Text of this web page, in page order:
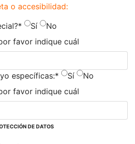
o accesibilidad:
* Sí
No
favor indique cuál
específicas:* Sí
No
favor indique cuál
DE DATOS